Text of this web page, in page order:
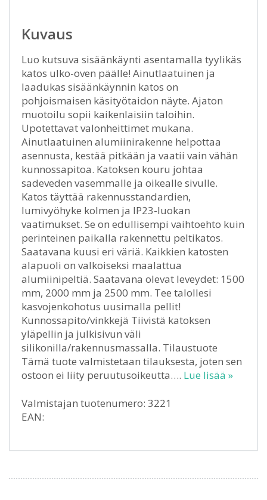
Kuvaus
Luo kutsuva sisäänkäynti asentamalla tyylikäs
katos ulko-oven päälle! Ainutlaatuinen ja
laadukas sisäänkäynnin katos on
pohjoismaisen käsityötaidon näyte. Ajaton
muotoilu sopii kaikenlaisiin taloihin.
Upotettavat valonheittimet mukana.
Ainutlaatuinen alumiinirakenne helpottaa
asennusta, kestää pitkään ja vaatii vain vähän
kunnossapitoa. Katoksen kouru johtaa
sadeveden vasemmalle ja oikealle sivulle.
Katos täyttää rakennusstandardien,
lumivyöhyke kolmen ja IP23-luokan
vaatimukset. Se on edullisempi vaihtoehto kuin
perinteinen paikalla rakennettu peltikatos.
Saatavana kuusi eri väriä. Kaikkien katosten
alapuoli on valkoiseksi maalattua
alumiinipeltiä. Saatavana olevat leveydet: 1500
mm, 2000 mm ja 2500 mm. Tee talollesi
kasvojenkohotus uusimalla pellit!
Kunnossapito/vinkkejä Tiivistä katoksen
yläpellin ja julkisivun väli
silikonilla/rakennusmassalla. Tilaustuote
Tämä tuote valmistetaan tilauksesta, joten sen
ostoon ei liity peruutusoikeutta…. Lue lisää »
Valmistajan tuotenumero: 3221
EAN: